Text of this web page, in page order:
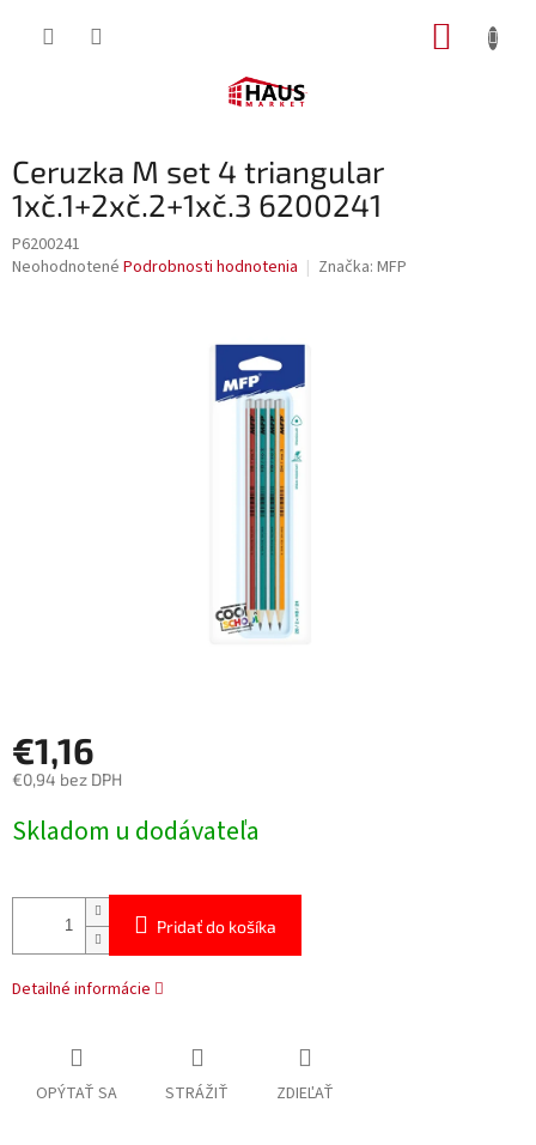
Ceruzka M set 4 triangular
1xč.1+2xč.2+1xč.3 6200241
P6200241
Priemerné
Neohodnotené Podrobnosti hodnotenia Značka: MFP
€1,16
€0,94 bez DPH
cena:
Skladom u dodávateľa
Pridať do košíka
Detailné informácie
OPÝTAŤ SA STRÁŽIŤ ZDIEĽAŤ